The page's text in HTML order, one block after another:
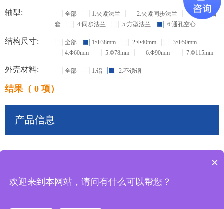
轴型: 全部 1:夹紧法兰 2:夹紧同步法兰
3:盲孔轴
套
4:同步法兰 5:方型法兰 6:通孔空心
结构尺寸: 全部 1:Φ38mm 2:Φ40mm
3:Φ50mm
4:Φ60mm
5:Φ78mm 6:Φ90mm 7:Φ115mm
外壳材料: 全部 1:铝 2:不锈钢
结果（ 0 项）
产品信息
×
欢迎来到本网站，请问有什么可以帮您？